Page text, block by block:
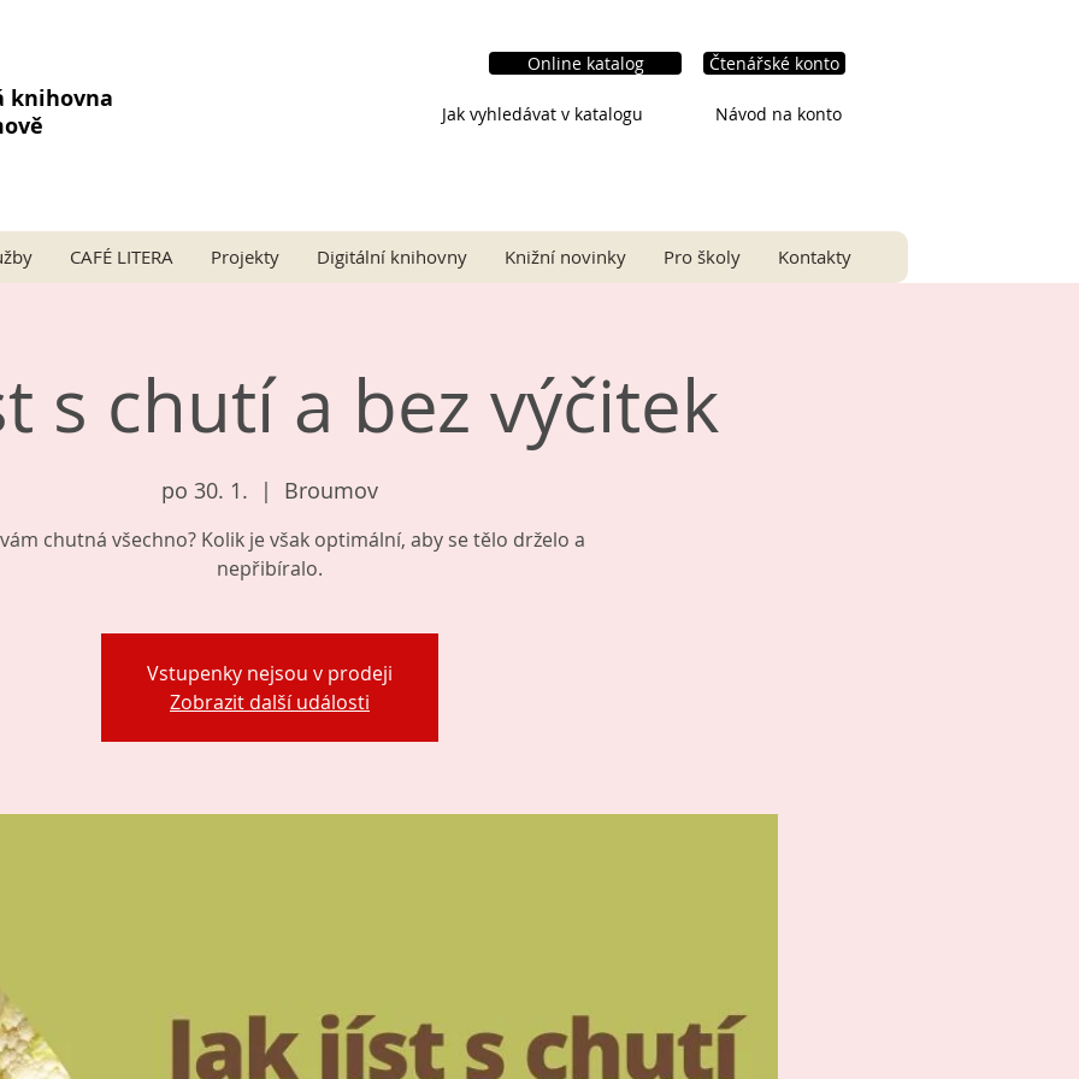
knihovna
Online katalog
Jak vyhledávat v katalogu
Čtenářské konto
Návod na konto
CAFÉ LITERA Projekty Digitální knihovny Knižní novinky Pro školy Kontakty
s chutí a bez výčitek
po 30. 1.
  |
Broumov
chutná všechno? Kolik je však optimální, aby se tělo drželo a
nepřibíralo.
Vstupenky nejsou v prodeji
Zobrazit další události